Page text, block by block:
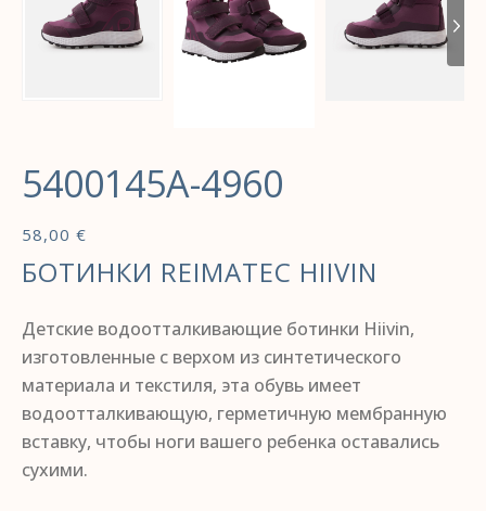
5400145A-4960
58,00 €
БОТИНКИ REIMATEC HIIVIN
Детские водоотталкивающие ботинки Hiivin,
изготовленные с верхом из синтетического
материала и текстиля, эта обувь имеет
водоотталкивающую, герметичную мембранную
вставку, чтобы ноги вашего ребенка оставались
сухими.